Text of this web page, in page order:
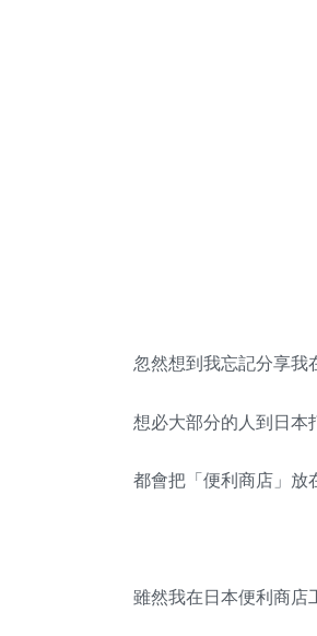
忽然想到我忘記分享我
想必大部分的人到日本
都會把「便利商店」放
雖然我在日本便利商店